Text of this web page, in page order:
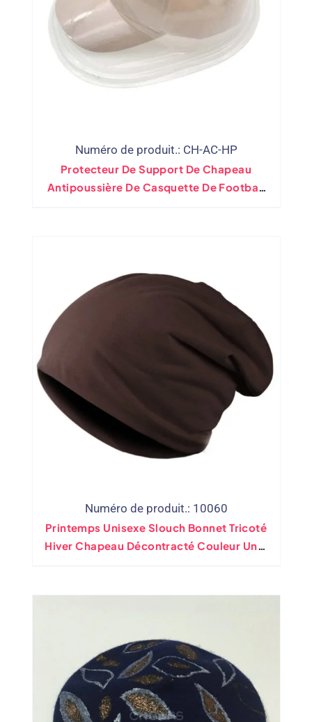
Numéro de produit.: CH-AC-HP
Protecteur De Support De Chapeau
Antipoussière De Casquette De Football
Numéro de produit.: 10060
Printemps Unisexe Slouch Bonnet Tricoté
Hiver Chapeau Décontracté Couleur Unie